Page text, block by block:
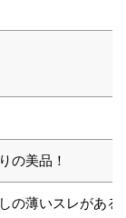
の美品！
の薄いスレがある